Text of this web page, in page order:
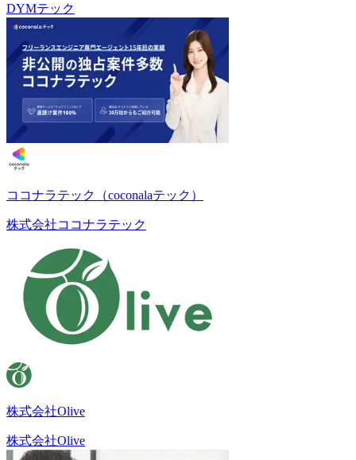
DYMテック
ココナラテック（coconalaテック）
株式会社ココナラテック
株式会社Olive
株式会社Olive